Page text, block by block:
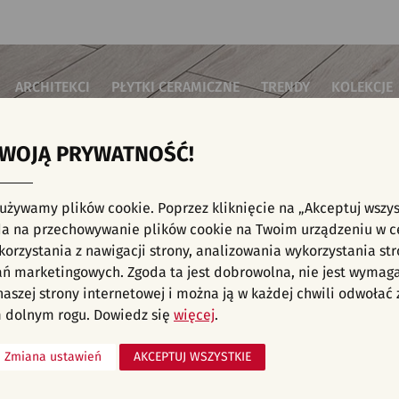
ARCHITEKCI PŁYTKI CERAMICZNE TRENDY KOLEKCJE
do sypialni
kuchenne
łazienkowe
na schody
na taras
komercyjne
Płytki ścienne
Płytki cegiełki
Płytki drewnopodobne
Płytki heksagonalne
Płytki jodełka
Płytki kamienne
Płytki kolorowe
Płytki
Płytki we
KAFELKI - NOWOŚCI, PŁYTKI
PRYWATNOŚĆ!
plików cookie. Poprzez kliknięcie na „Akceptuj
na przechowywanie plików cookie na Twoim urządzeniu w
z nawigacji strony, analizowania wykorzystania
marketingowych. Zgoda ta jest dobrowolna, nie jest
strony internetowej i można ją w każdej chwili odwołać
dolnym rogu. Dowiedz się więcej.
Zmiana ustawień AKCEPTUJ WSZYSTKIE